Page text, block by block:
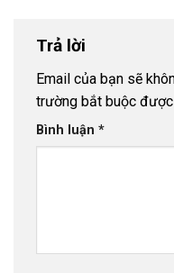
Trả lời
Email của bạn sẽ
trường bắt buộc
Bình luận *